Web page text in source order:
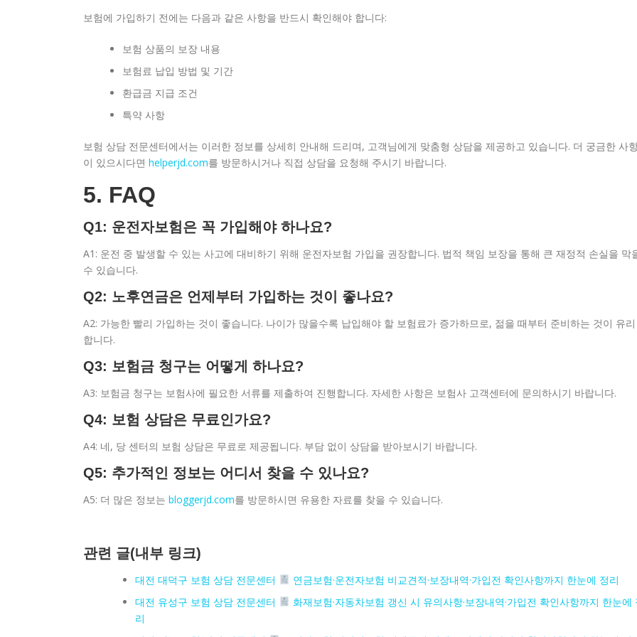
보험에 가입하기 전에는 다음과 같은 사항을 반드시 확인해야 합니다:
보험 상품의 보장 내용
보험료 납입 방법 및 기간
환급금 지급 조건
특약 사항
보험 상담 전문센터에서는 이러한 정보를 상세히 안내해 드리며, 고객님에게 맞춤형 상담을 제공하고 있습니다. 더 궁금한 사
이 있으시다면 helperjd.com를 방문하시거나 직접 상담을 요청해 주시기 바랍니다.
5. FAQ
Q1: 운전자보험은 꼭 가입해야 하나요?
A1: 운전 중 발생할 수 있는 사고에 대비하기 위해 운전자보험 가입을 권장합니다. 법적 책임 보장을 통해 큰 재정적 손실을 막
수 있습니다.
Q2: 노후연금은 언제부터 가입하는 것이 좋나요?
A2: 가능한 빨리 가입하는 것이 좋습니다. 나이가 많을수록 납입해야 할 보험료가 증가하므로, 젊을 때부터 준비하는 것이 유리
합니다.
Q3: 보험금 청구는 어떻게 하나요?
A3: 보험금 청구는 보험사에 필요한 서류를 제출하여 진행합니다. 자세한 사항은 보험사 고객센터에 문의하시기 바랍니다.
Q4: 보험 상담은 무료인가요?
A4: 네, 당 센터의 보험 상담은 무료로 제공됩니다. 부담 없이 상담을 받아보시기 바랍니다.
Q5: 추가적인 정보는 어디서 찾을 수 있나요?
A5: 더 많은 정보는 bloggerjd.com를 방문하시면 유용한 자료를 찾을 수 있습니다.
관련 글(내부 링크)
대전 대덕구 보험 상담 전문센터
연금보험·운전자보험 비교견적·보장내역·가입전 확인사항까지 한눈에 정리
대전 유성구 보험 상담 전문센터
화재보험·자동차보험 갱신 시 유의사항·보장내역·가입전 확인사항까지 한눈에
리